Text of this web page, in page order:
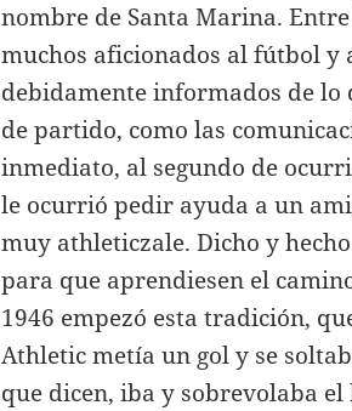
nombre de Santa Marina.
muchos aficionados al fútbol
debidamente informados de lo
de partido, como las
inmediato, al segundo de
le ocurrió pedir ayuda a un
muy athleticzale. Dicho y
para que aprendiesen el
1946 empezó esta tradición,
Athletic metía un gol y se
que dicen, iba y sobrevolaba